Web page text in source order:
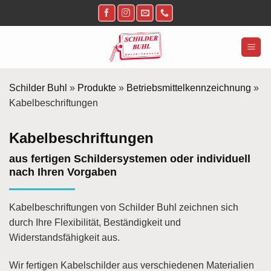
Schilder Buhl » Produkte » Betriebsmittelkennzeichnung »
Kabelbeschriftungen
Kabelbeschriftungen
aus fertigen Schildersystemen oder individuell
nach Ihren Vorgaben
Kabelbeschriftungen von Schilder Buhl zeichnen sich
durch Ihre Flexibilität, Beständigkeit und
Widerstandsfähigkeit aus.
Wir fertigen Kabelschilder aus verschiedenen Materialien